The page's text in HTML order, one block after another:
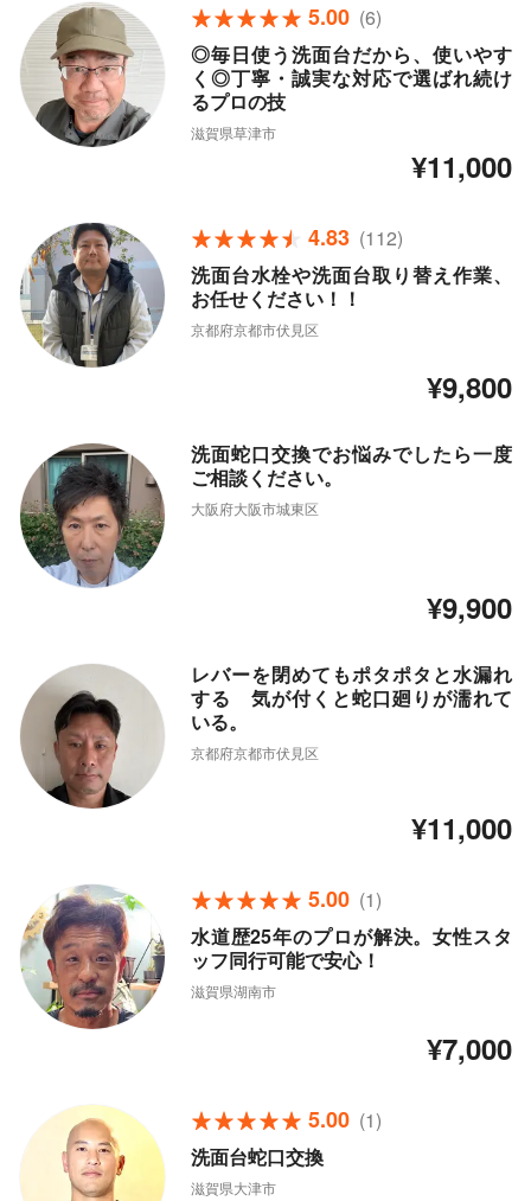
5.00 (6)
◎毎日使う洗面台だから、使いやす
く◎丁寧・誠実な対応で選ばれ続け
るプロの技
滋賀県草津市
¥11,000
4.83 (112)
洗面台水栓や洗面台取り替え作業、
お任せください！！
京都府京都市伏見区
¥9,800
洗面蛇口交換でお悩みでしたら一度
ご相談ください。
大阪府大阪市城東区
¥9,900
レバーを閉めてもポタポタと水漏れ
する 気が付くと蛇口廻りが濡れて
いる。
京都府京都市伏見区
¥11,000
5.00 (1)
水道歴25年のプロが解決。女性スタ
ッフ同行可能で安心！
滋賀県湖南市
¥7,000
5.00 (1)
洗面台蛇口交換
滋賀県大津市